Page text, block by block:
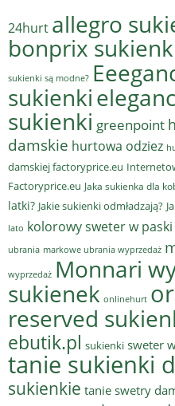
24hurt allegro
bonprix
sukienki są modne?
sukienki
sukienki greenpoint
damskie hurtowa odziez
damskiej factoryprice.eu
Factoryprice.eu Jaka sukienka dla
latki? Jakie sukienki odmładzają?
lato kolorowy sweter w paski
ubrania markowe ubrania wyprzedaż
wyprzedaż Monnari
sukienek onlinehurt
reserved
ebutik.pl sukienki sweter
tanie sukienki
sukienkie tanie swetry